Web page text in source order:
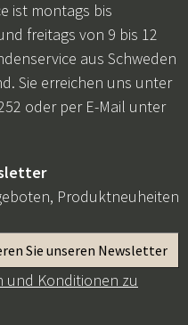
ist montags bis
freitags von 9 bis 12
aus Schweden
Sie erreichen uns unter
oder per E-Mail unter
Produktneuheiten
und Konditionen zu